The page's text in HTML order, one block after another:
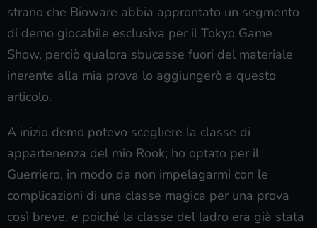
strano che Bioware abbia approntato un segmento
di demo giocabile esclusiva per il Tokyo Game
Show, perciò qualora sbucasse fuori del materiale
inerente alla mia prova lo aggiungerò a questo
articolo.
A inizio demo potevo scegliere la classe di
appartenenza del mio Rook; ho optato per il
Guerriero, in modo da non impelagarmi con le
complicazioni di una classe magica per una prova
così breve, e poiché la classe del ladro era già stata